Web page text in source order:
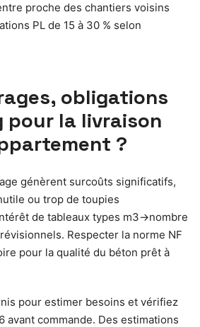
proche des chantiers voisins
PL de 15 à 30 % selon
obligations
pour la livraison
?
génèrent surcoûts significatifs,
ou trop de toupies
de tableaux types m3→nombre
Respecter la norme NF
pour la qualité du béton prêt à
pour estimer besoins et vérifiez
avant commande. Des estimations